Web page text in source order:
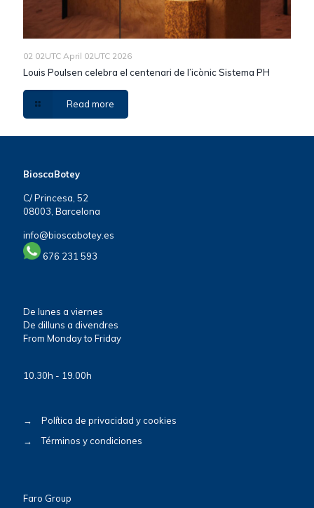
02 02UTC April 02UTC 2026
Louis Poulsen celebra el centenari de l’icònic Sistema PH
Read more
BioscaBotey
C/ Princesa, 52
08003, Barcelona
info@bioscabotey.es
676 231 593
De lunes a viernes
De dilluns a divendres
From Monday to Friday
10.30h - 19.00h
→
Política de privacidad y cookies
→
Términos y condiciones
Faro Group